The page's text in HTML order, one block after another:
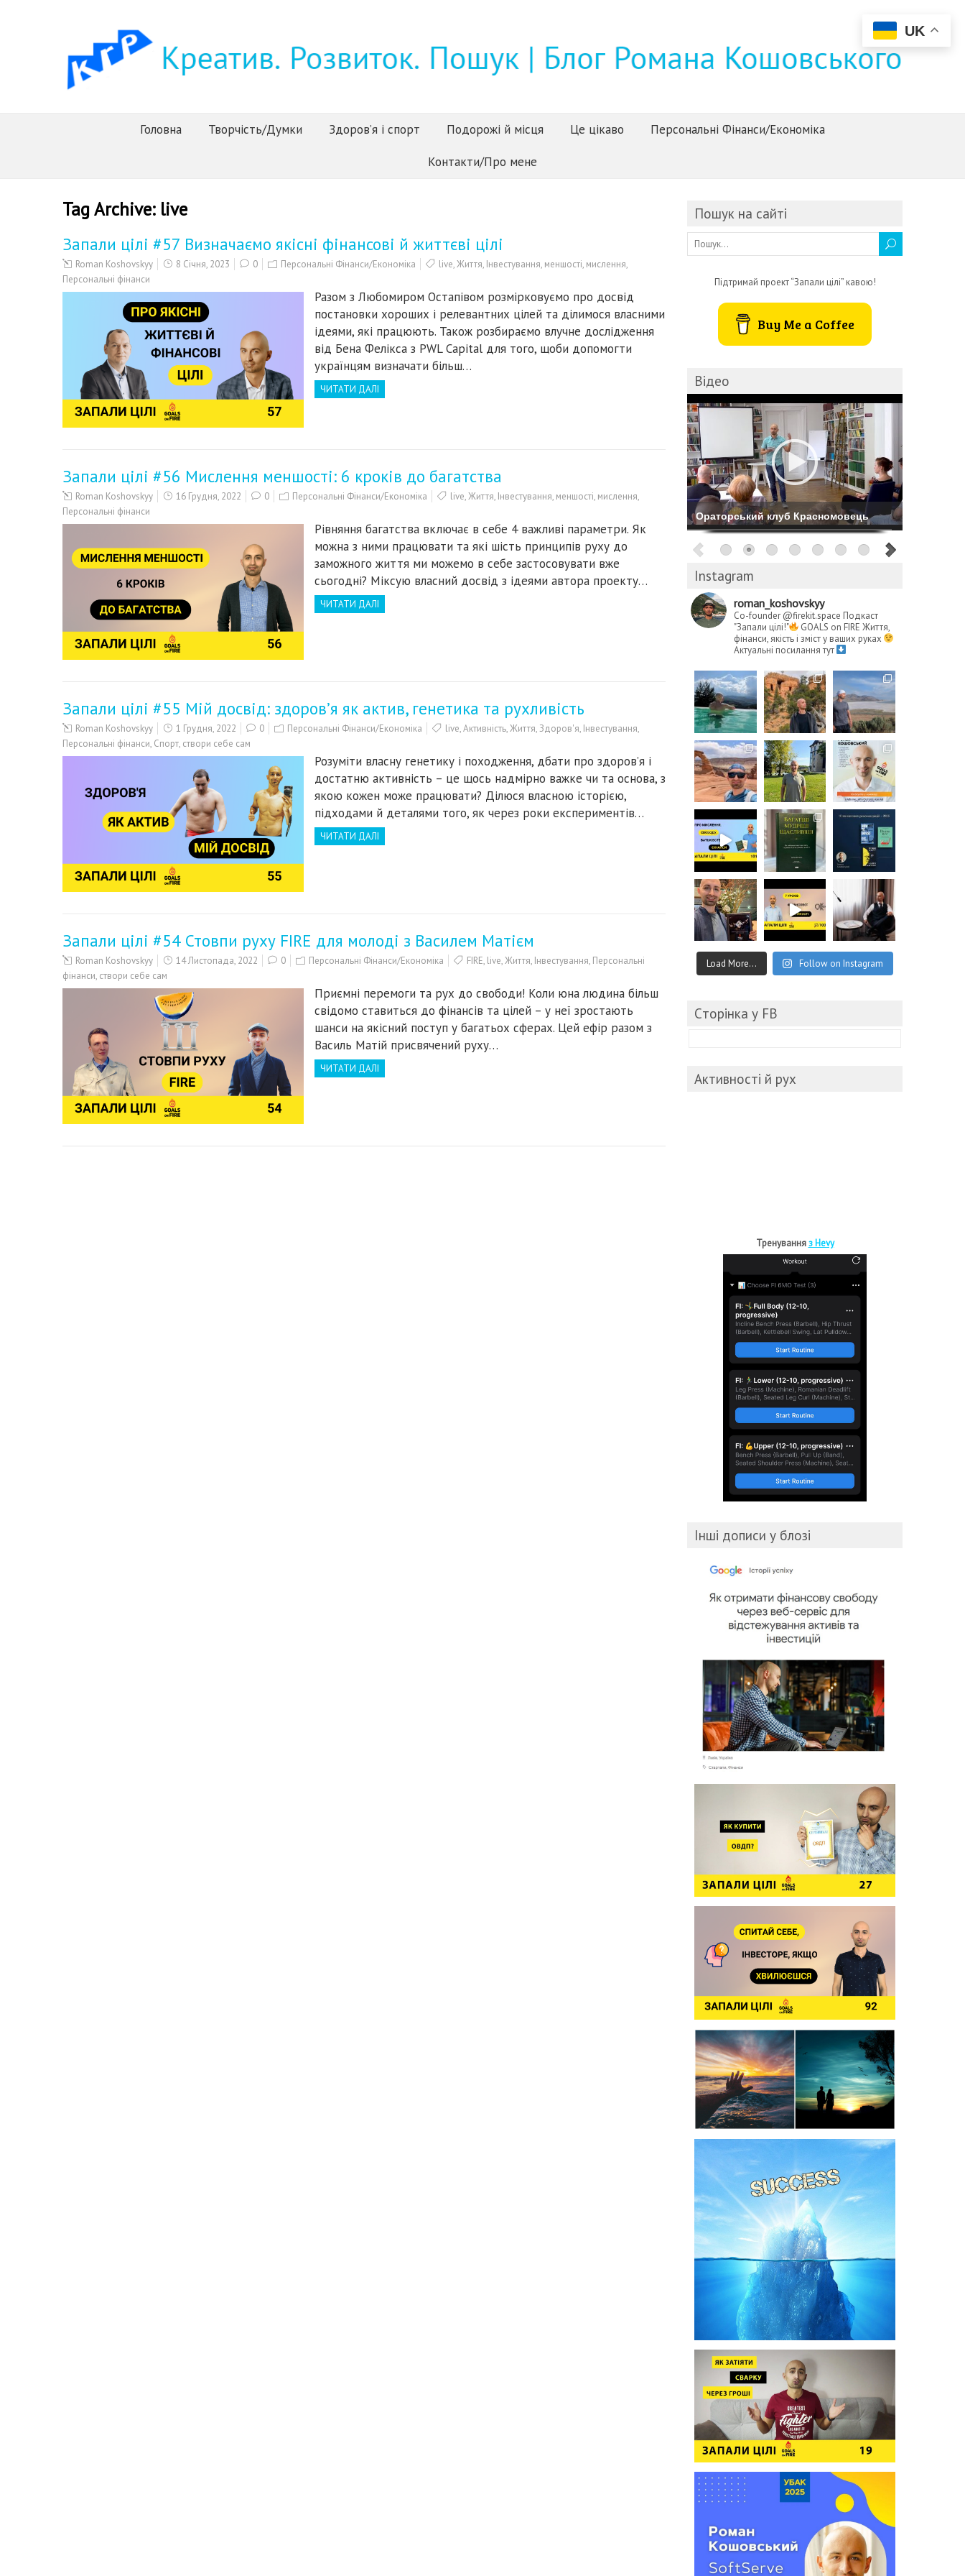
Головна Творчість/Думки Здоров’я і спорт Подорожі й місця Це цікаво Персональні Фінанси/Економіка
Контакти/Про мене
Tag Archive: live
Запали цілі #57 Визначаємо якісні фінансові й життєві цілі
Roman Koshovskyy 8 Січня, 2023 0 Персональні Фінанси/Економіка live,Життя, Інвестування, меншості, мислення,
Персональні фінанси
Разом з Любомиром Остапівом розмірковуємо про досвід
постановки хороших і релевантних цілей та ділимося власними
ідеями, які працюють. Також розбираємо влучне дослідження
від Бена Фелікса з PWL Capital для того, щоби допомогти
українцям визначати більш…
ЧИТАТИ ДАЛІ
Запали цілі #56 Мислення меншості: 6 кроків до багатства
Roman Koshovskyy 16 Грудня, 2022 0 Персональні Фінанси/Економіка live,Життя, Інвестування, меншості, мислення,
Персональні фінанси
Рівняння багатства включає в себе 4 важливі параметри. Як
можна з ними працювати та які шість принципів руху до
заможного життя ми можемо в себе застосовувати вже
сьогодні? Міксую власний досвід з ідеями автора проекту…
ЧИТАТИ ДАЛІ
Запали цілі #55 Мій досвід: здоров’я як актив, генетика та рухливість
Roman Koshovskyy 1 Грудня, 2022 0 Персональні Фінанси/Економіка live,Активність,Життя,Здоров'я, Інвестування,
Персональні фінанси, Спорт, створи себе сам
Розуміти власну генетику і походження, дбати про здоров’я і
достатню активність – це щось надмірно важке чи та основа, з
якою кожен може працювати? Ділюся власною історією,
підходами й деталями того, як через роки експериментів…
ЧИТАТИ ДАЛІ
Запали цілі #54 Стовпи руху FIRE для молоді з Василем Матієм
Roman Koshovskyy 14 Листопада, 2022 0 Персональні Фінанси/Економіка FIRE, live,Життя, Інвестування, Персональні
фінанси, створи себе сам
Приємні перемоги та рух до свободи! Коли юна людина більш
свідомо ставиться до фінансів та цілей – у неї зростають
шанси на якісний поступ у багатьох сферах. Цей ефір разом з
Василь Матій присвячений руху…
ЧИТАТИ ДАЛІ
Пошук на сайті
Підтримай проект “Запали цілі” кавою!
Buy Me a Coffee
Відео
Комбіноване катання на Буковелі
Instagram
roman_koshovskyy
Co-founder @firekit.space Подкаст
"Запали цілі!"
GOALS on FIRE Життя,
фінанси, якість і зміст у ваших руках
Актуальні посилання тут
Load More... Follow on Instagram
Cторінка у FB
Активності й рух
Тренуванняз Hevy
Інші дописи у блозі
UK